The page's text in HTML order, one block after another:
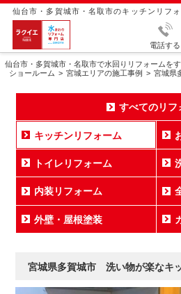
仙台市・多賀城市・名取市のキッチンリフ
電話する
仙台市・多賀城市・名取市で水回りリフォームを
ショールーム
宮城エリアの施工事例
宮城県
すべてのリフ
キッチンリフォーム
トイレリフォーム
内装リフォーム
外壁・屋根塗装
宮城県多賀城市 洗い物が楽なキ